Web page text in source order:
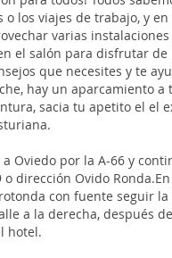
los viajes de trabajo, y
varias
el salón para disfrutar
que necesites y te
hay un aparcamiento a
sacia tu apetito el el
Oviedo por la A-66 y
dirección Ovido
con fuente seguir
a la derecha, después
hotel.